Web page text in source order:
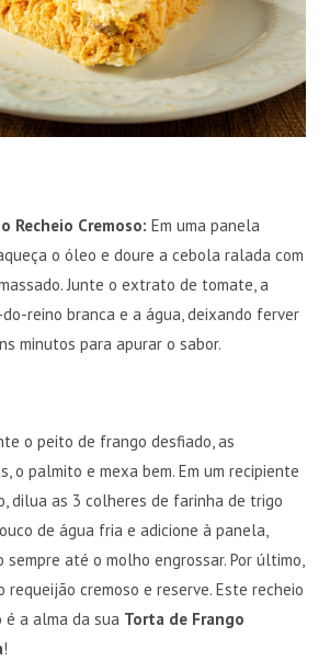
Recheio Cremoso: Em uma panela
o óleo e doure a cebola ralada com
Junte o extrato de tomate, a
reino branca e a água, deixando ferver
minutos para apurar o sabor.
o peito de frango desfiado, as
o palmito e mexa bem. Em um recipiente
dilua as 3 colheres de farinha de trigo
de água fria e adicione à panela,
sempre até o molho engrossar. Por último,
requeijão cremoso e reserve. Este recheio
é a alma da sua Torta de Frango
!